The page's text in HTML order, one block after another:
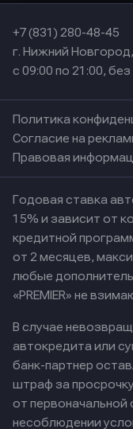
+7 (831) 280-48-45
г. Нижний
с 09:00 по 21:00,
Политика
Согласие на
Правовая
Годовая ставка
15% и зависит от
кредитной
от 2 месяцев,
любые
«PREMIER» не
В случае
автокредита или
банк-партнер
штраф за
от
несоблюдении